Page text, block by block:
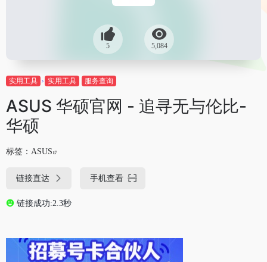
5 5,084
实用工具 实用工具 服务查询
ASUS 华硕官网 - 追寻无与伦比-
华硕
标签： ASUS
链接直达 手机查看
链接成功:2.3秒